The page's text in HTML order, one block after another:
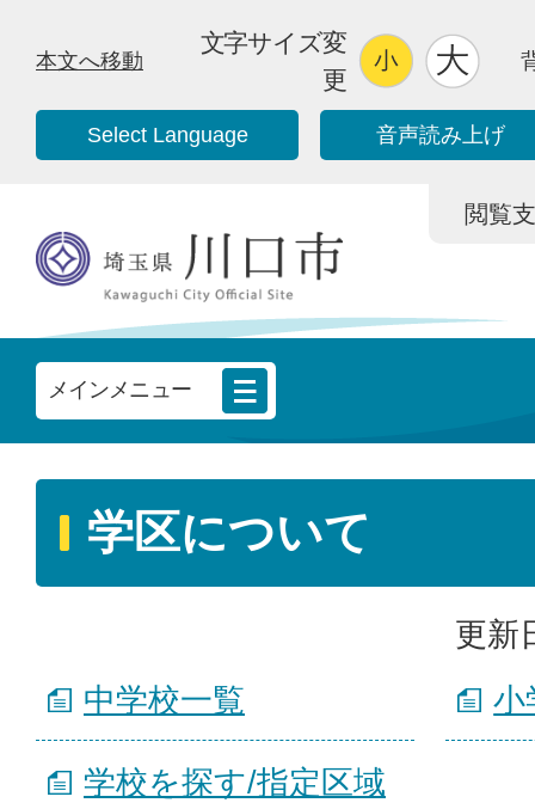
本文へ移動
文字サイズ変
更
Select Language 音声読み上げ
閲覧
メインメニュー
学区について
更新
中学校一覧
小
学校を探す/指定区域